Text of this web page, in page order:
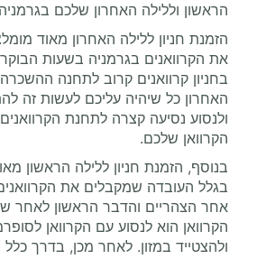
הראשון וללילה האחרון שלכם
הזמנת חניון ללילה האחרון מאוד
את הקרוואנים בגרמניה בשעות
בחניון קרוואנים קרוב לתחנה
האחרון כל שיהיה עליכם לעשות זה
ולנסוע נסיעה קצרה לתחנת
הקרוואן שלכם.
בנוסף, הזמנת חניון ללילה הראשון
בגלל העובדה שמקבלים את
אחר הצהריים והדבר הראשון לאחר
הקרוואן הוא לנסוע עם הקרוואן
ולהצטייד במזון. לאחר מכן, בדרך